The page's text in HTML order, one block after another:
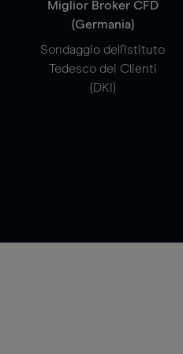
Miglior Broker CFD
(Germania)
Sondaggio dell'Istituto
Tedesco dei Clienti
(DKI)